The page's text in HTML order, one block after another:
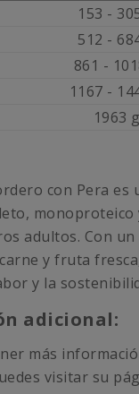
153 -
512 -
861 -
1167 -
1963 g
con Pera es
monoproteico
adultos. Con
y fruta
y la
adicional:
más
visitar su